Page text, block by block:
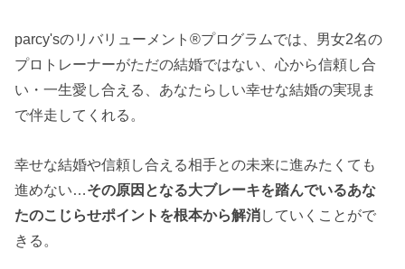
parcy'sのリバリューメント®︎プログラムでは、男女2名の
プロトレーナーがただの結婚ではない、心から信頼し合
い・一生愛し合える、あなたらしい幸せな結婚の実現ま
で伴走してくれる。
幸せな結婚や信頼し合える相手との未来に進みたくても
進めない…その原因となる大ブレーキを踏んでいるあな
たのこじらせポイントを根本から解消していくことがで
きる。